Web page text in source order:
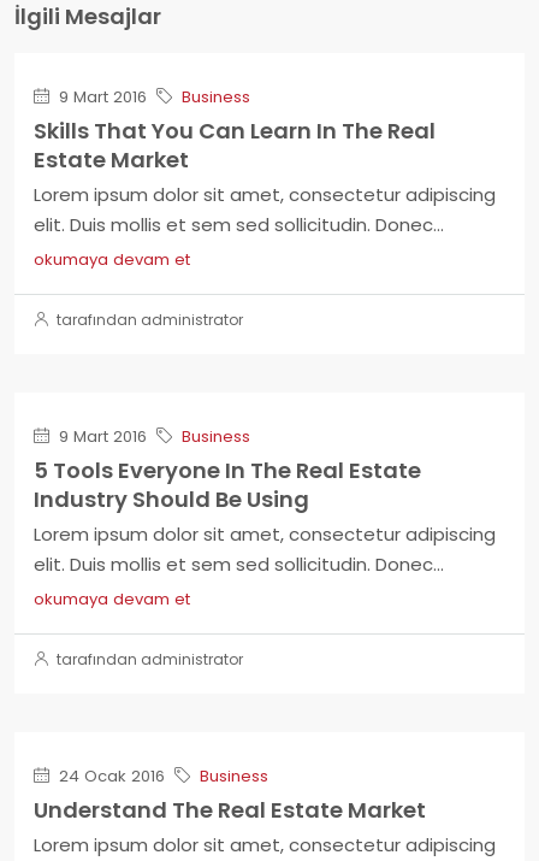
İlgili Mesajlar
9 Mart 2016 Business
Skills That You Can Learn In The Real
Estate Market
Lorem ipsum dolor sit amet, consectetur adipiscing
elit. Duis mollis et sem sed sollicitudin. Donec...
okumaya devam et
tarafından administrator
9 Mart 2016 Business
5 Tools Everyone In The Real Estate
Industry Should Be Using
Lorem ipsum dolor sit amet, consectetur adipiscing
elit. Duis mollis et sem sed sollicitudin. Donec...
okumaya devam et
tarafından administrator
24 Ocak 2016 Business
Understand The Real Estate Market
Lorem ipsum dolor sit amet, consectetur adipiscing